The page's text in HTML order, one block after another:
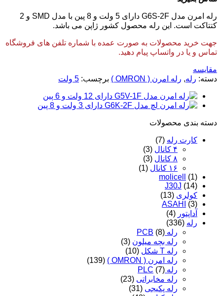
رله امرن مدل G6S-2F دارای 5 ولت و 8 پین با مدل SMD و 2
کتتاکت است. این رله محصول کشور ژاپن می باشد.
جهت خرید محصولات به صورت عمده با شماره تلفن های فروشگاه
تماس و یا در واتساپ پیام دهید.
مقایسه
دسته: رله, رله امرن ( OMRON ) برچسب: 5 ولت
دسته‌ بندی محصولات
کارت رله (7)
۴ کانال
(3)
۸ کانال
(3)
۱۶ کانال
(1)
molicell
(1)
J30J (14)
کولری (13)
ASAHI
(3)
آداپتور (4)
رله (336)
رله PCB (8)
رله بچه میلون (3)
رله T شکل
(10)
رله امرن ( OMRON )
(139)
رله PLC (7)
رله مخابراتی (23)
رله پکیجی (31)